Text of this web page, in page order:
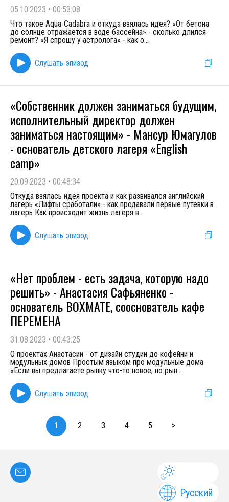
05.10.2023 • 00:53:08
Что такое Aqua-Cadabra и откуда взялась идея? «От бетона
до солнце отражается в воде бассейна» - сколько длился
ремонт? «Я спрошу у астролога» - как о...
Слушать эпизод
«Собственник должен заниматься будущим,
исполнительный директор должен
заниматься настоящим» - Мансур Юмагулов
- основатель детского лагеря «English
camp»
20.09.2023 • 00:48:34
Откуда взялась идея проекта и как развивался английский
лагерь «Лифты сработали» - как продавали первые путевки в
лагерь Как происходит жизнь лагеря в...
Слушать эпизод
«Нет проблем - есть задача, которую надо
решить» - Анастасия Сафьяненко -
основатель BOXMATE, сооснователь кафе
ПЕРЕМЕНА
31.08.2023 • 00:43:25
О проектах Анастасии - от дизайн студии до кофейни и
модульных домов Простым языком про модульные дома
«Если вы предлагаете рынку что-то новое, но рын...
Слушать эпизод
1 2 3 4 5 >
Русский